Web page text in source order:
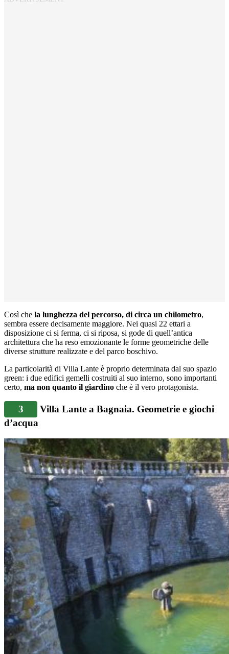
Così che la lunghezza del percorso, di circa un chilometro,
sembra essere decisamente maggiore. Nei quasi 22 ettari a
disposizione ci si ferma, ci si riposa, si gode di quell’antica
architettura che ha reso emozionante le forme geometriche delle
diverse strutture realizzate e del parco boschivo.
La particolarità di Villa Lante è proprio determinata dal suo spazio
green: i due edifici gemelli costruiti al suo interno, sono importanti
certo, ma non quanto il giardino che è il vero protagonista.
3
Villa Lante a Bagnaia. Geometrie e giochi
d’acqua